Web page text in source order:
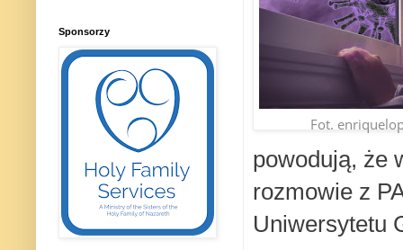
Fot.
powodują, że
rozmowie z
Uniwersytetu
Sponsorzy